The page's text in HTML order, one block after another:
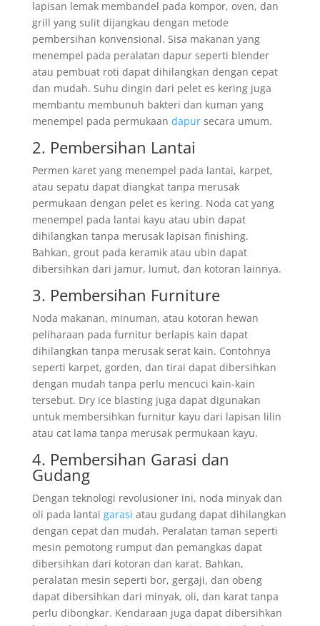
lapisan lemak membandel pada kompor, oven, dan
grill yang sulit dijangkau dengan metode
pembersihan konvensional. Sisa makanan yang
menempel pada peralatan dapur seperti blender
atau pembuat roti dapat dihilangkan dengan cepat
dan mudah. Suhu dingin dari pelet es kering juga
membantu membunuh bakteri dan kuman yang
menempel pada permukaan dapursecara umum.
2. Pembersihan Lantai
Permen karet yang menempel pada lantai, karpet,
atau sepatu dapat diangkat tanpa merusak
permukaan dengan pelet es kering. Noda cat yang
menempel pada lantai kayu atau ubin dapat
dihilangkan tanpa merusak lapisan finishing.
Bahkan, grout pada keramik atau ubin dapat
dibersihkan dari jamur, lumut, dan kotoran lainnya.
3. Pembersihan Furniture
Noda makanan, minuman, atau kotoran hewan
peliharaan pada furnitur berlapis kain dapat
dihilangkan tanpa merusak serat kain. Contohnya
seperti karpet, gorden, dan tirai dapat dibersihkan
dengan mudah tanpa perlu mencuci kain-kain
tersebut. Dry ice blasting juga dapat digunakan
untuk membersihkan furnitur kayu dari lapisan lilin
atau cat lama tanpa merusak permukaan kayu.
4. Pembersihan Garasi dan
Gudang
Dengan teknologi revolusioner ini, noda minyak dan
oli pada lantai garasi atau gudang dapat dihilangkan
dengan cepat dan mudah. Peralatan taman seperti
mesin pemotong rumput dan pemangkas dapat
dibersihkan dari kotoran dan karat. Bahkan,
peralatan mesin seperti bor, gergaji, dan obeng
dapat dibersihkan dari minyak, oli, dan karat tanpa
perlu dibongkar. Kendaraan juga dapat dibersihkan